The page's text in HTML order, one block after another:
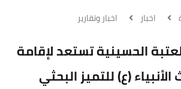
اخبار اخبار وتقارير
الحسينية تستعد لإقامة
(ع) للتميز البحثي